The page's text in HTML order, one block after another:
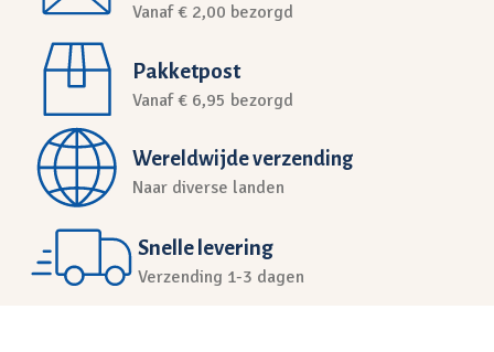
Vanaf € 2,00 bezorgd
Pakketpost
Vanaf € 6,95 bezorgd
Wereldwijde verzending
Naar diverse landen
Snelle levering
Verzending 1-3 dagen